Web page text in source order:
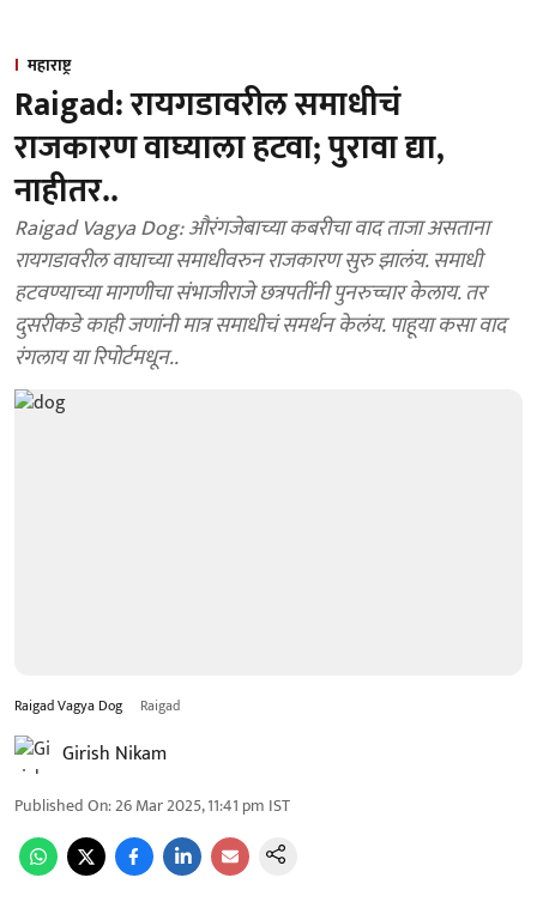
महाराष्ट्र
Raigad: रायगडावरील समाधीचं
राजकारण वाघ्याला हटवा; पुरावा द्या,
नाहीतर..
Raigad Vagya Dog: औरंगजेबाच्या कबरीचा वाद ताजा असताना
रायगडावरील वाघाच्या समाधीवरुन राजकारण सुरु झालंय. समाधी
हटवण्याच्या मागणीचा संभाजीराजे छत्रपतींनी पुनरुच्चार केलाय. तर
दुसरीकडे काही जणांनी मात्र समाधीचं समर्थन केलंय. पाहूया कसा वाद
रंगलाय या रिपोर्टमधून..
Raigad Vagya Dog Raigad
Girish Nikam
Published On:26 Mar 2025, 11:41 pm IST